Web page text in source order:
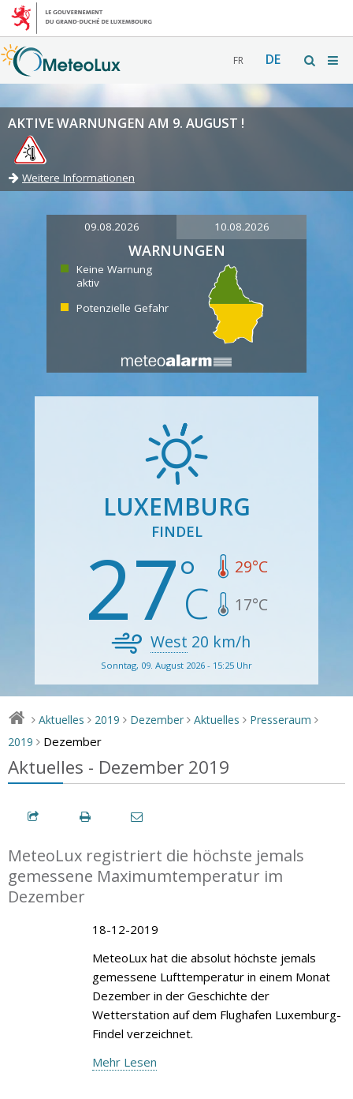
FR DE
AKTIVE WARNUNGEN AM 9. AUGUST !
Weitere Informationen
09.08.2026 10.08.2026
WARNUNGEN
Keine Warnung
aktiv
Potenzielle Gefahr
LUXEMBURG
FINDEL
27 29°C
17°C
West 20 km/h
Sonntag, 09. August 2026 - 15:25 Uhr
> Aktuelles > 2019 > Dezember > Aktuelles > Presseraum >
2019 > Dezember
Aktuelles - Dezember 2019
MeteoLux registriert die höchste jemals
gemessene Maximumtemperatur im
Dezember
18-12-2019
MeteoLux hat die absolut höchste jemals
gemessene Lufttemperatur in einem Monat
Dezember in der Geschichte der
Wetterstation auf dem Flughafen Luxemburg-
Findel verzeichnet.
Mehr Lesen